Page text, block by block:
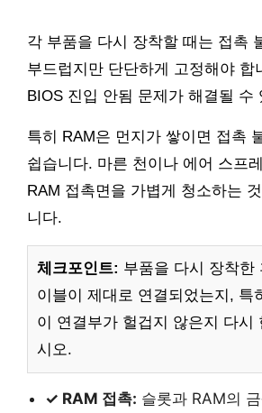
각 부품을 다시 장착할 때는 접촉
부드럽지만 단단하게 고정해야 합
BIOS 진입 안됨 문제가 해결될 수
특히 RAM은 먼지가 쌓이면 접촉
쉽습니다. 마른 천이나 에어 스프
RAM 접촉면을 가볍게 청소하는
니다.
체크포인트: 부품을 다시 장착한
이블이 제대로 연결되었는지, 특
이 연결부가 헐겁지 않은지 다시
시오.
✓ RAM 접촉: 슬롯과 RAM의